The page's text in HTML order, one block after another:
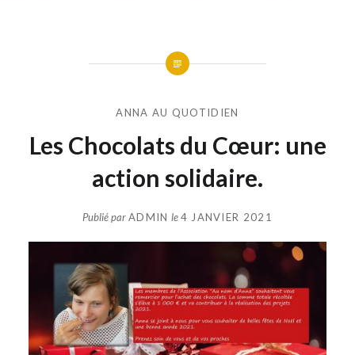
ANNA AU QUOTIDIEN
Les Chocolats du Cœur: une
action solidaire.
Publié parADMIN le4 JANVIER 2021